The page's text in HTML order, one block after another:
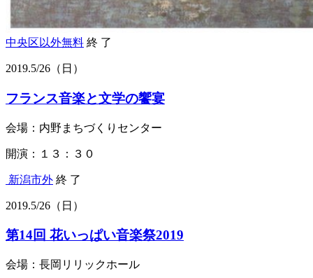
中央区以外無料 終 了
2019.5/26 （日）
フランス音楽と文学の饗宴
会場：内野まちづくりセンター
開演：１３：３０
新潟市外 終 了
2019.5/26 （日）
第14回 花いっぱい音楽祭2019
会場：長岡リリックホール